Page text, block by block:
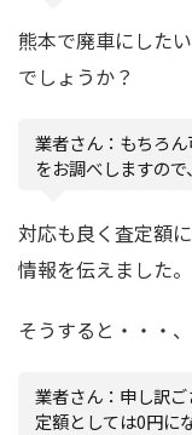
熊本で廃車にした
でしょうか？
業者さん：もちろ
をお調べしますので
対応も良く査定額
情報を伝えました。
そうすると・・・、
業者さん：申し訳
定額としては0円に